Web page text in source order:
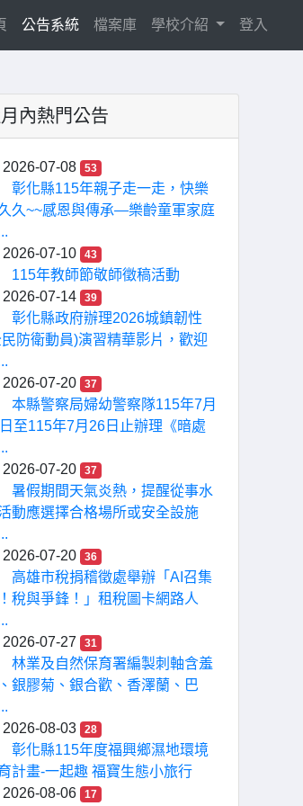
(current)
公告系統 檔案庫 學校介紹 登入
內熱門公告
2026-07-08 53
彰化縣115年親子走一走，快樂
久~~感恩與傳承—樂齡童軍家庭
2026-07-10
43
115年教師節敬師徵稿活動
2026-07-14
39
彰化縣政府辦理2026城鎮韌性
民防衛動員)演習精華影片，歡迎
2026-07-20
37
本縣警察局婦幼警察隊115年7月
至115年7月26日止辦理《暗處
2026-07-20
37
暑假期間天氣炎熱，提醒從事水
動應選擇合格場所或安全設施
2026-07-20
36
高雄市稅捐稽徵處舉辦「AI召集
稅與爭鋒！」租稅圖卡網路人
2026-07-27
31
林業及自然保育署編製刺軸含羞
銀膠菊、銀合歡、香澤蘭、巴
2026-08-03
28
彰化縣115年度福興鄉濕地環境
計畫-一起趣 福寶生態小旅行
2026-08-06
17